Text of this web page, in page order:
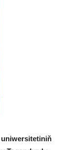
uniwersitetiniň